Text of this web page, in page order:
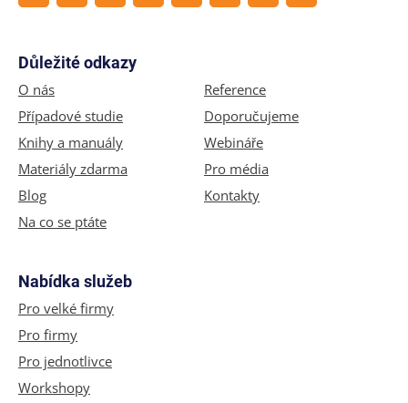
Důležité odkazy
O nás
Případové studie
Knihy a manuály
Materiály zdarma
Blog
Na co se ptáte
Reference
Doporučujeme
Webináře
Pro média
Kontakty
Nabídka služeb
Pro velké firmy
Pro firmy
Pro jednotlivce
Workshopy